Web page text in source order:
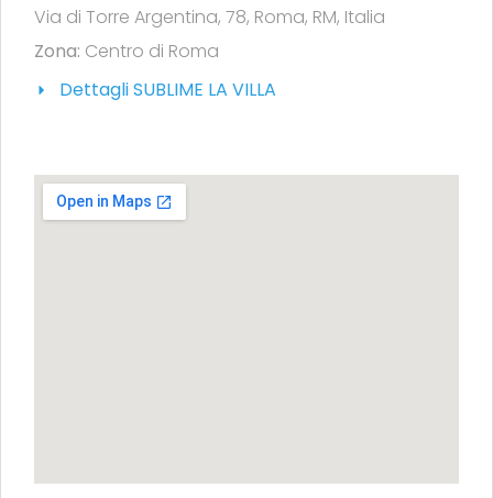
Via di Torre Argentina, 78, Roma, RM, Italia
Zona: Centro di Roma
Dettagli SUBLIME LA VILLA